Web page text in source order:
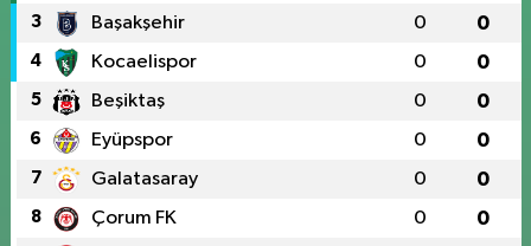
3 Başakşehir 0 0
4 Kocaelispor 0 0
5 Beşiktaş 0 0
6 Eyüpspor 0 0
7 Galatasaray 0 0
8 Çorum FK 0 0